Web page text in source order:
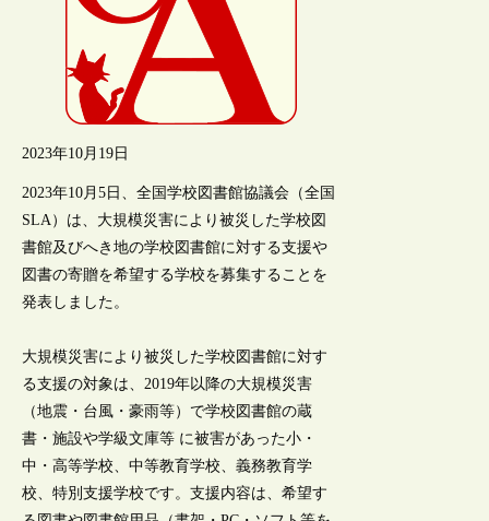
2023年10月19日
2023年10月5日、全国学校図書館協議会（全国
SLA）は、大規模災害により被災した学校図
書館及びへき地の学校図書館に対する支援や
図書の寄贈を希望する学校を募集することを
発表しました。
大規模災害により被災した学校図書館に対す
る支援の対象は、2019年以降の大規模災害
（地震・台風・豪雨等）で学校図書館の蔵
書・施設や学級文庫等 に被害があった小・
中・高等学校、中等教育学校、義務教育学
校、特別支援学校です。支援内容は、希望す